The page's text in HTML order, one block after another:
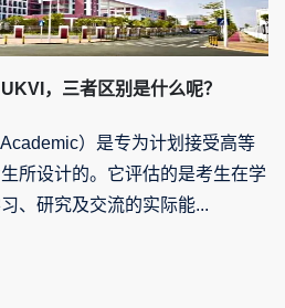
，三者区别是什么呢？
）是专为计划接受高等
所设计的。它评估的是考生在学
、研究及交流的实际能...